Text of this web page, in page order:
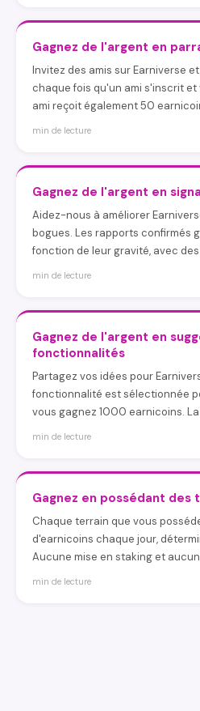
Gagnez de l'argent en
Invitez des amis sur Earniverse
chaque fois qu'un ami s'inscrit
ami reçoit également 50
min de lecture
Gagnez de l'argent en
Aidez-nous à améliorer
bogues. Les rapports confirmés
fonction de leur gravité, avec
min de lecture
Gagnez de l'argent en
fonctionnalités
Partagez vos idées pour
fonctionnalité est sélectionnée
vous gagnez 1000 earnicoins.
min de lecture
Gagnez en possédant des
Chaque terrain que vous
d'earnicoins chaque jour,
Aucune mise en staking et
min de lecture